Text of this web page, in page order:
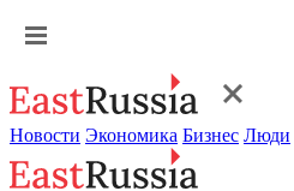
Новости Экономика Бизнес Люди